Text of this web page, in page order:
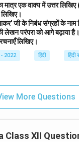
मात्र एक वाक्य में उत्तर लिखिए
जी के निबंध संग्रहों के नाम
परंपरा को आगे बढ़ाया है।
लिखिए।
2022 हिंदी हिंदी
More Questions
Class XII